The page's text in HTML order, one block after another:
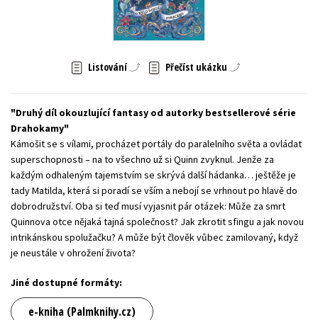
Zahraniční literatura
Listování Přečíst ukázku
Druhý díl okouzlující fantasy od autorky bestsellerové série
Drahokamy
Kámošit se s vílami, procházet portály do paralelního světa a ovládat
superschopnosti – na to všechno už si Quinn zvyknul. Jenže za
každým odhaleným tajemstvím se skrývá další hádanka… ještěže je
tady Matilda, která si poradí se vším a nebojí se vrhnout po hlavě do
dobrodružství. Oba si teď musí vyjasnit pár otázek: Může za smrt
Quinnova otce nějaká tajná společnost? Jak zkrotit sfingu a jak novou
intrikánskou spolužačku? A může být člověk vůbec zamilovaný, když
je neustále v ohrožení života?
Jiné dostupné formáty:
e-kniha (Palmknihy.cz)